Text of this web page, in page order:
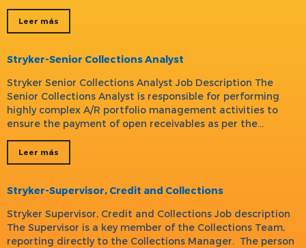
Leer más
Stryker-Senior Collections Analyst
Stryker Senior Collections Analyst Job Description The
Senior Collections Analyst is responsible for performing
highly complex A/R portfolio management activities to
ensure the payment of open receivables as per the…
Leer más
Stryker-Supervisor, Credit and Collections
Stryker Supervisor, Credit and Collections Job description
The Supervisor is a key member of the Collections Team,
reporting directly to the Collections Manager. The person